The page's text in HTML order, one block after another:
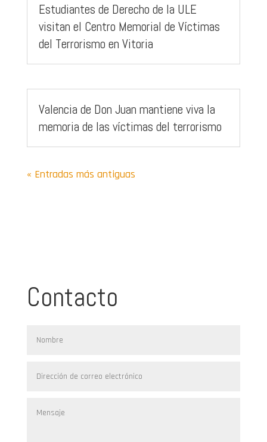
Estudiantes de Derecho de la ULE
visitan el Centro Memorial de Víctimas
del Terrorismo en Vitoria
Valencia de Don Juan mantiene viva la
memoria de las víctimas del terrorismo
« Entradas más antiguas
Contacto